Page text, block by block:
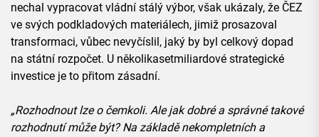
nechal vypracovat vládní stálý výbor, však ukázaly, že ČEZ
ve svých podkladových materiálech, jimiž prosazoval
transformaci, vůbec nevyčíslil, jaký by byl celkový dopad
na státní rozpočet. U několikasetmiliardové strategické
investice je to přitom zásadní.
„Rozhodnout lze o čemkoli. Ale jak dobré a správné takové
rozhodnutí může být? Na základě nekompletních a